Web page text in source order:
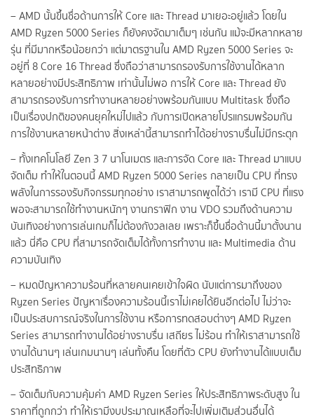
– AMD นั้นขึ้นชื่อด้านการให้ Core และ Thread มาเยอะอยู่แล้ว โดยใน
AMD Ryzen 5000 Series ก็ยังคงจัดมาเต็มๆ เช่นกัน แม้จะมีหลากหลาย
รุ่น ที่มีมากหรือน้อยกว่า แต่มาตรฐานใน AMD Ryzen 5000 Series จะ
อยู่ที่ 8 Core 16 Thread ซึ่งถือว่าสามารถรองรับการใช้งานได้หลาก
หลายอย่างมีประสิทธิภาพ เท่านั้นไม่พอ การให้ Core และ Thread ยัง
สามารถรองรับการทำงานหลายอย่างพร้อมกันแบบ Multitask ซึ่งถือ
เป็นเรื่องปกติของคนยุคใหม่ไปแล้ว กับการเปิดหลายโปรแกรมพร้อมกัน
การใช้งานหลายหน้าต่าง สิ่งเหล่านี้สามารถทำได้อย่างราบรื่นไม่มีกระตุก
– ทั้งเทคโนโลยี Zen 3 7 นาโนเมตร และการจัด Core และ Thread มาแบบ
จัดเต็ม ทำให้ในตอนนี้ AMD Ryzen 5000 Series กลายเป็น CPU ที่ทรง
พลังในการรองรับกิจกรรมทุกอย่าง เราสามารถพูดได้ว่า เรามี CPU ที่แรง
พอจะสามารถใช้ทำงานหนักๆ งานกราฟิก งาน VDO รวมถึงด้านความ
บันเทิงอย่างการเล่นเกมก็ไม่ต้องกังวลเลย เพราะก็ขึ้นชื่อด้านนี้มาตั้งนาน
แล้ว นี่คือ CPU ที่สามารถจัดเต็มได้ทั้งการทำงาน และ Multimedia ด้าน
ความบันเทิง
– หมดปัญหาความร้อนที่หลายคนเคยเข้าใจผิด นับแต่การมาถึงของ
Ryzen Series ปัญหาเรื่องความร้อนนี้เราไม่เคยได้ยินอีกต่อไป ไม่ว่าจะ
เป็นประสบการณ์จริงในการใช้งาน หรือการทดสอบต่างๆ AMD Ryzen
Series สามารถทำงานได้อย่างราบรื่น เสถียร ไม่ร้อน ทำให้เราสามารถใช้
งานได้นานๆ เล่นเกมนานๆ เล่นทั้งคืน โดยที่ตัว CPU ยังทำงานได้แบบเต็ม
ประสิทธิภาพ
– จัดเต็มกับความคุ้มค่า AMD Ryzen Series ให้ประสิทธิภาพระดับสูง ใน
ราคาที่ถูกกว่า ทำให้เรามีงบประมาณเหลือที่จะไปเพิ่มเติมส่วนอื่นได้